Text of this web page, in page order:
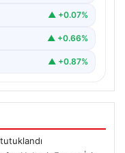
▲ +0.07%
▲ +0.66%
▲ +0.87%